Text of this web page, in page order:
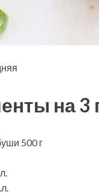
на 3
500 г